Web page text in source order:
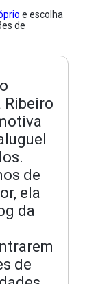
e escolha
de
Ribeiro
de
ela
da
de